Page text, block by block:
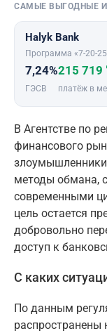
САМЫЕ ВЫГОДНЫЕ
Halyk Bank
Программа «7-20-
7,24%
ГЭСВ
215 719
платёж в
В Агентстве по
финансового
методы обмана,
современными
цель остается
добровольно
доступ к
С каких
По данным
распространены